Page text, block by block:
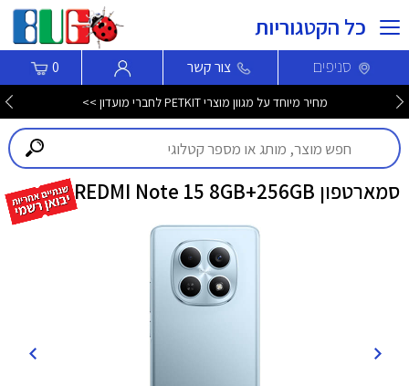
כל הקטגוריות
סניפים צור קשר 0
מחיר מיוחד על מגוון מוצרי PETKIT לחברי מועדון >>
סמארטפון REDMI Note 15 8GB+256GB